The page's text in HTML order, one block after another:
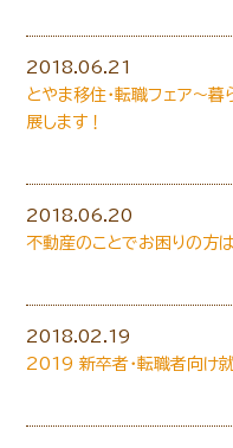
2018.06.21
とやま移住・転職フェア～暮
展します！
2018.06.20
不動産のことでお困りの方
2018.02.19
2019 新卒者・転職者向け